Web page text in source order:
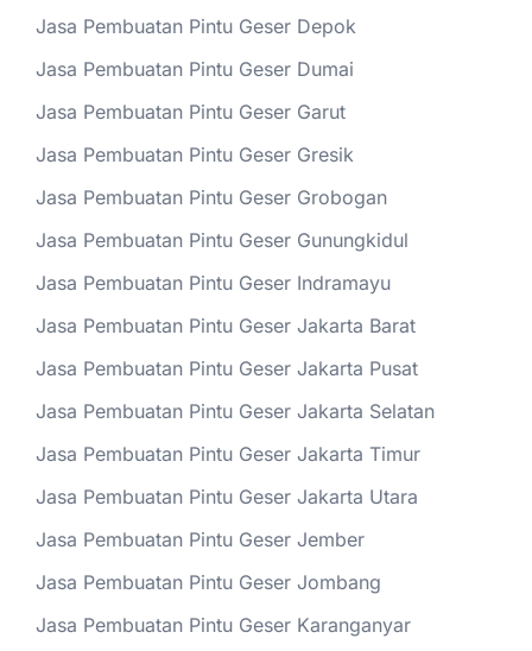
Jasa Pembuatan Pintu Geser Depok
Jasa Pembuatan Pintu Geser Dumai
Jasa Pembuatan Pintu Geser Garut
Jasa Pembuatan Pintu Geser Gresik
Jasa Pembuatan Pintu Geser Grobogan
Jasa Pembuatan Pintu Geser Gunungkidul
Jasa Pembuatan Pintu Geser Indramayu
Jasa Pembuatan Pintu Geser Jakarta Barat
Jasa Pembuatan Pintu Geser Jakarta Pusat
Jasa Pembuatan Pintu Geser Jakarta Selatan
Jasa Pembuatan Pintu Geser Jakarta Timur
Jasa Pembuatan Pintu Geser Jakarta Utara
Jasa Pembuatan Pintu Geser Jember
Jasa Pembuatan Pintu Geser Jombang
Jasa Pembuatan Pintu Geser Karanganyar